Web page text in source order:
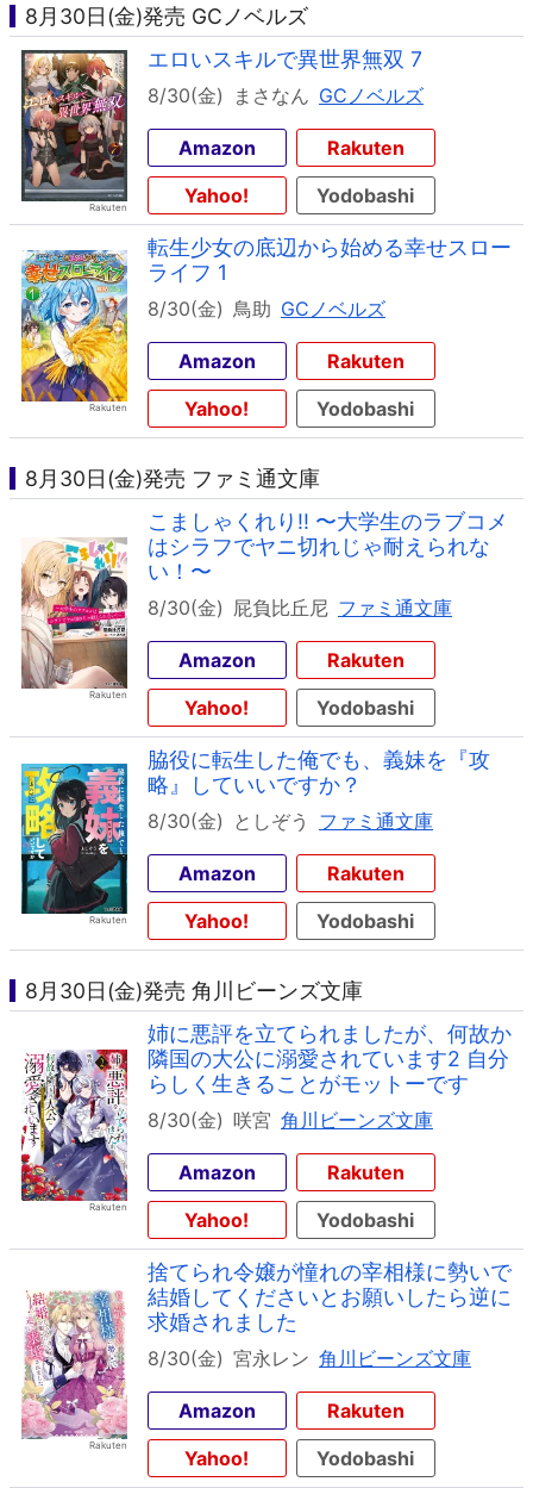
8月30日(金)発売 GCノベルズ
エロいスキルで異世界無双 7
8/30(金) まさなん GCノベルズ
Amazon
Rakuten
Yahoo!
Yodobashi
転生少女の底辺から始める幸せスロー
ライフ 1
8/30(金) 鳥助 GCノベルズ
Amazon
Rakuten
Yahoo!
Yodobashi
8月30日(金)発売 ファミ通文庫
こましゃくれり!! 〜大学生のラブコメ
はシラフでヤニ切れじゃ耐えられな
い！〜
8/30(金) 屁負比丘尼 ファミ通文庫
Amazon
Rakuten
Yahoo!
Yodobashi
脇役に転生した俺でも、義妹を『攻
略』していいですか？
8/30(金) としぞう ファミ通文庫
Amazon
Rakuten
Yahoo!
Yodobashi
8月30日(金)発売 角川ビーンズ文庫
姉に悪評を立てられましたが、何故か
隣国の大公に溺愛されています2 自分
らしく生きることがモットーです
8/30(金) 咲宮 角川ビーンズ文庫
Amazon
Rakuten
Yahoo!
Yodobashi
捨てられ令嬢が憧れの宰相様に勢いで
結婚してくださいとお願いしたら逆に
求婚されました
8/30(金) 宮永レン 角川ビーンズ文庫
Amazon
Rakuten
Yahoo!
Yodobashi